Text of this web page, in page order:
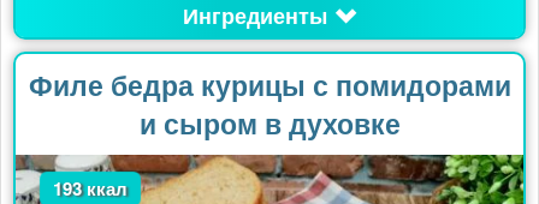
Ингредиенты
Филе бедра курицы с помидорами
и сыром в духовке
193 ккал